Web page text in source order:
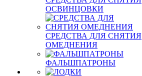
ОСВИНЦОВКИ
СРЕДСТВА ДЛЯ СНЯТИЯ
ОМЕДНЕНИЯ
ФАЛЬШПАТРОНЫ